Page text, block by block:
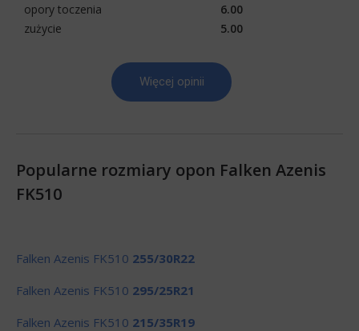
opory toczenia
6.00
zużycie
5.00
Więcej opinii
Popularne rozmiary opon Falken Azenis
FK510
Falken Azenis FK510 255/30R22
Falken Azenis FK510 295/25R21
Falken Azenis FK510 215/35R19